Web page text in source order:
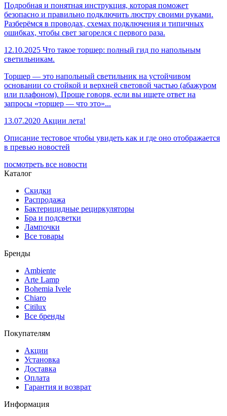
Подробная и понятная инструкция, которая поможет
безопасно и правильно подключить люстру своими руками.
Разберёмся в проводах, схемах подключения и типичных
ошибках, чтобы свет загорелся с первого раза.
12.10.2025 Что такое торшер: полный гид по напольным
светильникам.
Торшер — это напольный светильник на устойчивом
основании со стойкой и верхней световой частью (абажуром
или плафоном). Проще говоря, если вы ищете ответ на
запросы «торшер — что это»...
13.07.2020 Акции лета!
Описание тестовое чтобы увидеть как и где оно отображается
в превью новостей
посмотреть все новости
Каталог
Скидки
Распродажа
Бактерицидные рециркуляторы
Бра и подсветки
Лампочки
Все товары
Бренды
Ambiente
Arte Lamp
Bohemia Ivele
Chiaro
Citilux
Все бренды
Покупателям
Акции
Установка
Доставка
Оплата
Гарантия и возврат
Информация